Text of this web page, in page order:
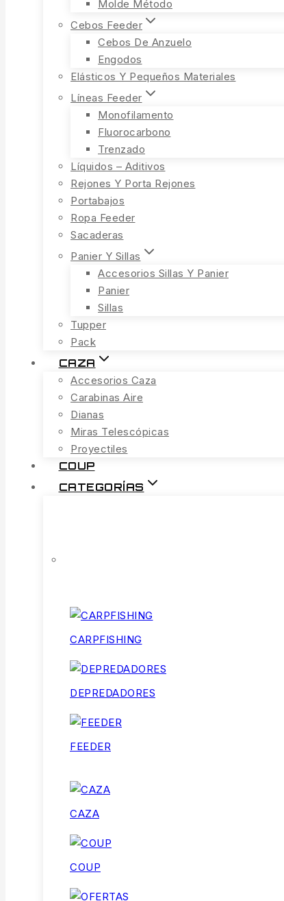
Molde Método
Cebos Feeder
Cebos De Anzuelo
Engodos
Elásticos Y Pequeños Materiales
Líneas Feeder
Monofilamento
Fluorocarbono
Trenzado
Líquidos – Aditivos
Rejones Y Porta Rejones
Portabajos
Ropa Feeder
Sacaderas
Panier Y Sillas
Accesorios Sillas Y Panier
Panier
Sillas
Tupper
Pack
CAZA
Accesorios Caza
Carabinas Aire
Dianas
Miras Telescópicas
Proyectiles
COUP
CATEGORÍAS
CARPFISHING
DEPREDADORES
FEEDER
CAZA
COUP